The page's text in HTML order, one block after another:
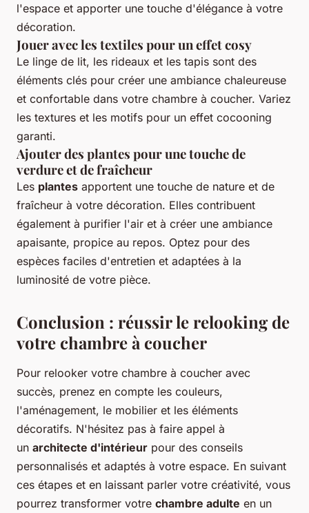
l'espace et apporter une touche d'élégance à votre
décoration.
Jouer avec les textiles pour un effet cosy
Le linge de lit, les rideaux et les tapis sont des
éléments clés pour créer une ambiance chaleureuse
et confortable dans votre chambre à coucher. Variez
les textures et les motifs pour un effet cocooning
garanti.
Ajouter des plantes pour une touche de
verdure et de fraîcheur
Les plantes apportent une touche de nature et de
fraîcheur à votre décoration. Elles contribuent
également à purifier l'air et à créer une ambiance
apaisante, propice au repos. Optez pour des
espèces faciles d'entretien et adaptées à la
luminosité de votre pièce.
Conclusion : réussir le relooking de
votre chambre à coucher
Pour relooker votre chambre à coucher avec
succès, prenez en compte les couleurs,
l'aménagement, le mobilier et les éléments
décoratifs. N'hésitez pas à faire appel à
un architecte d'intérieur pour des conseils
personnalisés et adaptés à votre espace. En suivant
ces étapes et en laissant parler votre créativité, vous
pourrez transformer votre chambre adulte en un